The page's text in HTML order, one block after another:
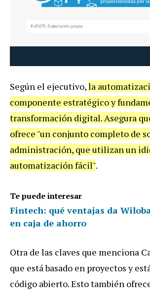
Según el ejecutivo,la automatizaci
componente estratégicoy
transformación digital.Asegura
ofrece "un conjunto completo de
administración, que utilizanun
automatizaciónfácil".
Te puede interesar
Fintech: qué ventajas da
en caja de ahorro
Otra de las claves que menciona
que estábasado en proyectos y est
código abierto.Estotambién